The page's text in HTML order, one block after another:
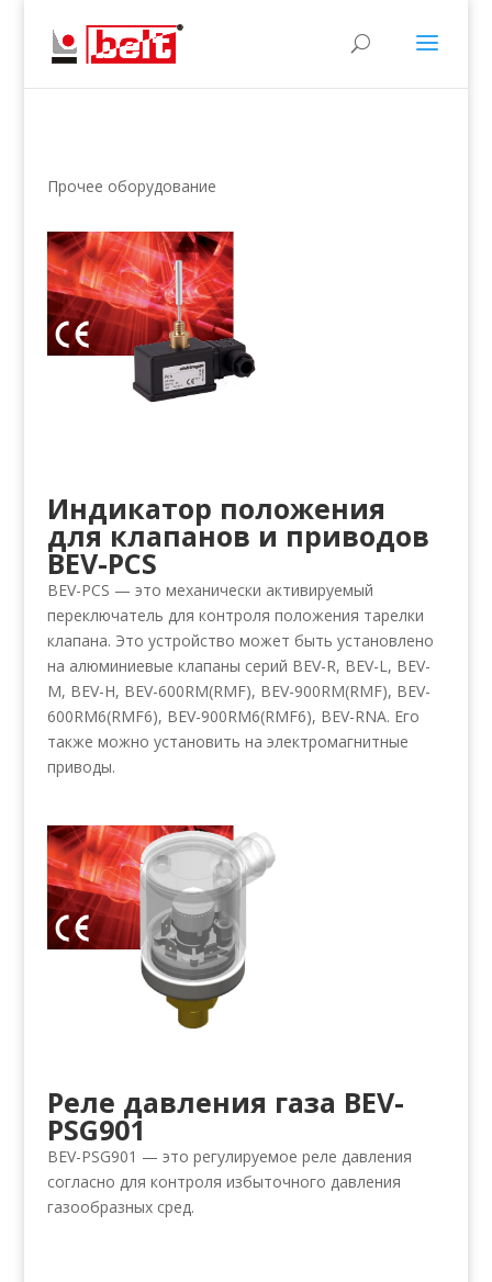
Прочее оборудование
Индикатор положения
для клапанов и приводов
BEV-PCS
BEV-PCS — это механически активируемый
переключатель для контроля положения тарелки
клапана. Это устройство может быть установлено
на алюминиевые клапаны серий BEV-R, BEV-L, BEV-
M, BEV-H, BEV-600RM(RMF), BEV-900RM(RMF), BEV-
600RM6(RMF6), BEV-900RM6(RMF6), BEV-RNA. Его
также можно установить на электромагнитные
приводы.
Реле давления газа BEV-
PSG901
BEV-PSG901 — это регулируемое реле давления
согласно для контроля избыточного давления
газообразных сред.